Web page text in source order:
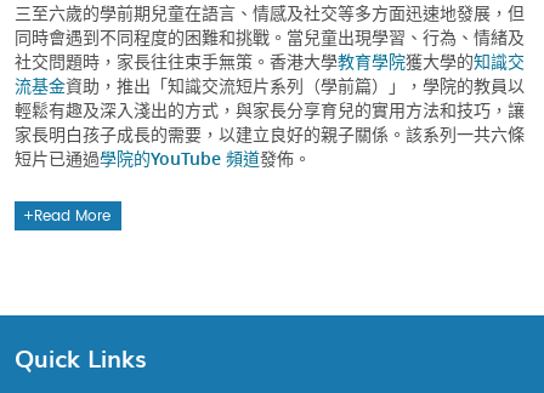
三至六歲的學前期兒童在語言、情感及社交等多方面迅速地發展，但
同時會遇到不同程度的困難和挑戰。當兒童出現學習、行為、情緒及
社交問題時，家長往往束手無策。香港大學教育學院獲大學的知識交
流基金資助，推出「知識交流短片系列（學前篇）」，學院的教員以
輕鬆有趣及深入淺出的方式，與家長分享育兒的實用方法和技巧，讓
家長明白孩子成長的需要，以建立良好的親子關係。該系列一共六條
短片已通過學院的YouTube 頻道發佈。
Read More
Quick Links